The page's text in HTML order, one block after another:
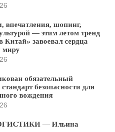
впечатления, шопинг,
— этим летом тренд
Китай» завоевал сердца
миру
обязательный
безопасности для
вождения
— Ильина